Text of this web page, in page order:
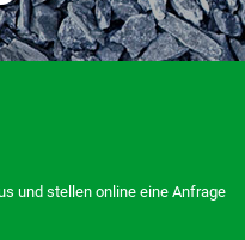
und stellen online eine Anfrage